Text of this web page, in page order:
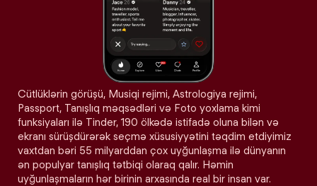
Cütlüklərin görüşü, Musiqi rejimi, Astrologiya rejimi,
Passport, Tanışlıq məqsədləri və Foto yoxlama kimi
funksiyaları ilə Tinder, 190 ölkədə istifadə oluna bilən və
ekranı sürüşdürərək seçmə xüsusiyyətini təqdim etdiyimiz
vaxtdan bəri 55 milyarddan çox uyğunlaşma ilə dünyanın
ən populyar tanışlıq tətbiqi olaraq qalır. Həmin
uyğunlaşmaların hər birinin arxasında real bir insan var.